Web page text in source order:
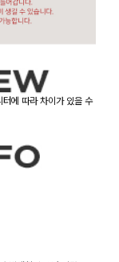
에 따라 차이가 있을 수